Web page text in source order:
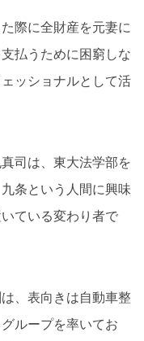
際に全財産を元妻に
払うために困窮しな
ッショナルとして活
司は、東大法学部を
条という人間に興味
ている変わり者で
、表向きは自動車整
ループを率いてお